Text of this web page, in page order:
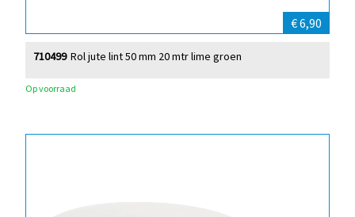
€ 6,90
Rol jute lint 50 mm 20 mtr lime groen
710499
Op voorraad